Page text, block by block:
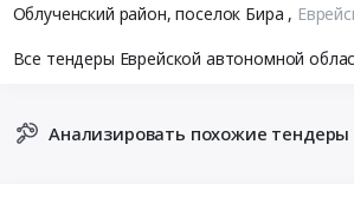
Облученский район, поселок Бира ,
Все тендеры Еврейской автономной
Анализировать похожие тендеры